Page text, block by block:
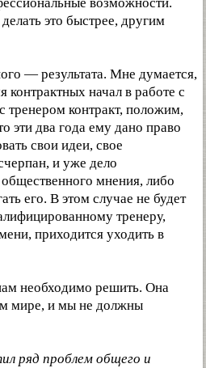
это быстрее, другим
— результата. Мне думается,
контрактных начал в работе с
тренером контракт, положим,
эти два года ему дано право
свои идеи, свое
и уже дело
мнения, либо
его. В этом случае не будет
тренеру,
приходится уходить в
необходимо решить. Она
мире, и мы не должны
ряд проблем общего и